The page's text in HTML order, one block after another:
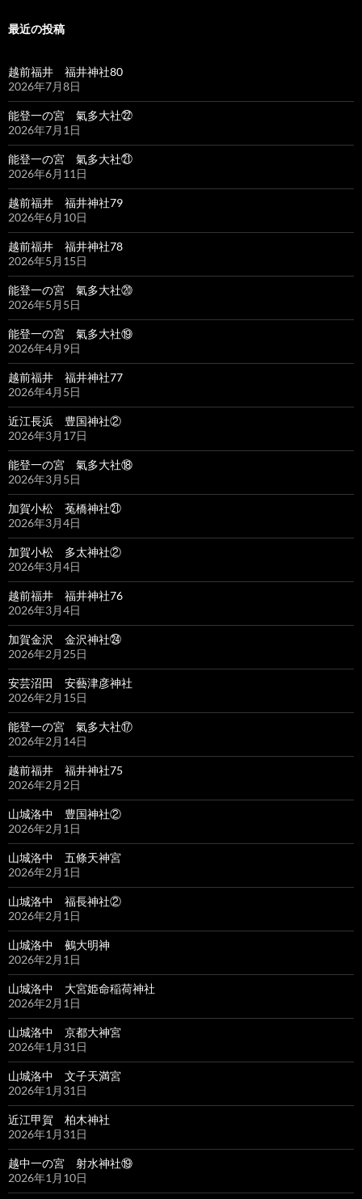
最近の投稿
越前福井 福井神社80
2026年7月8日
能登一の宮 氣多大社㉒
2026年7月1日
能登一の宮 氣多大社㉑
2026年6月11日
越前福井 福井神社79
2026年6月10日
越前福井 福井神社78
2026年5月15日
能登一の宮 氣多大社⑳
2026年5月5日
能登一の宮 氣多大社⑲
2026年4月9日
越前福井 福井神社77
2026年4月5日
近江長浜 豊国神社②
2026年3月17日
能登一の宮 氣多大社⑱
2026年3月5日
加賀小松 菟橋神社㉑
2026年3月4日
加賀小松 多太神社②
2026年3月4日
越前福井 福井神社76
2026年3月4日
加賀金沢 金沢神社㉔
2026年2月25日
安芸沼田 安藝津彦神社
2026年2月15日
能登一の宮 氣多大社⑰
2026年2月14日
越前福井 福井神社75
2026年2月2日
山城洛中 豊国神社②
2026年2月1日
山城洛中 五條天神宮
2026年2月1日
山城洛中 福長神社②
2026年2月1日
山城洛中 鵺大明神
2026年2月1日
山城洛中 大宮姫命稲荷神社
2026年2月1日
山城洛中 京都大神宮
2026年1月31日
山城洛中 文子天満宮
2026年1月31日
近江甲賀 柏木神社
2026年1月31日
越中一の宮 射水神社⑲
2026年1月10日